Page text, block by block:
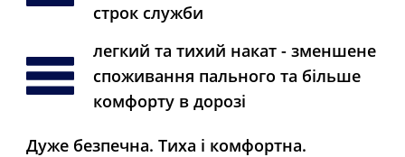
строк служби
легкий та тихий накат - зменшене
споживання пального та більше
комфорту в дорозі
Дуже безпечна. Тиха і комфортна.